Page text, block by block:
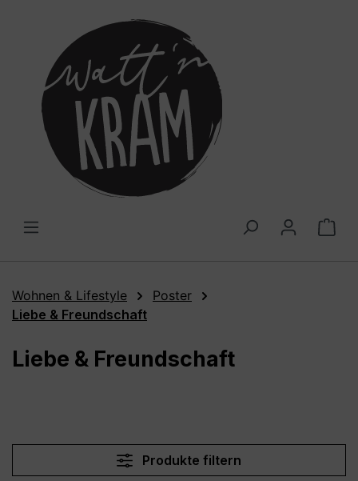
Wohnen & Lifestyle
Poster
Liebe & Freundschaft
Liebe & Freundschaft
Produkte filtern